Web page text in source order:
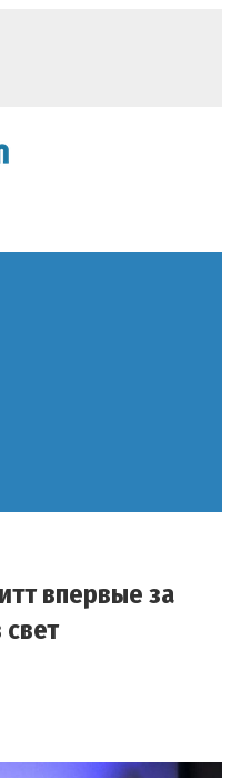
впервые за